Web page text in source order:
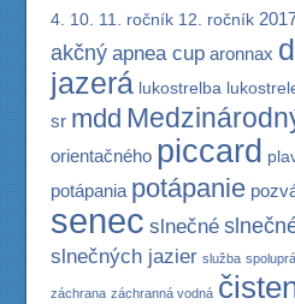
4. 10. 11. ročník 12. ročník
akčný apnea cup aronnax
jazerá lukostrelba
sr mdd
orientačného piccard
potápania potápanie
senec slnečné
slnečných jazier služba
záchrana záchranná vodná